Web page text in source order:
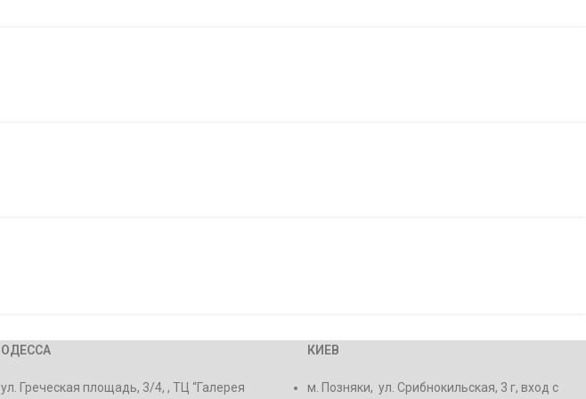
ОДЕССА
ул. Греческая площадь, 3/4, , ТЦ “Галерея
КИЕВ
м. Позняки, ул. Срибнокильская, 3 г, вход с